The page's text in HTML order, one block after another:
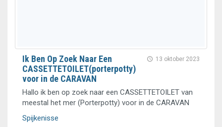
13 oktober 2023
Ik Ben Op Zoek Naar Een
CASSETTETOILET(porterpotty)
voor in de CARAVAN
Hallo ik ben op zoek naar een CASSETTETOILET van
meestal het mer (Porterpotty) voor in de CARAVAN
Spijkenisse